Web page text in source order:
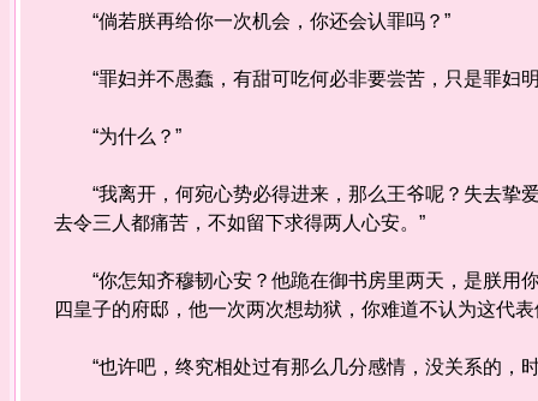
“倘若朕再给你一次机会，你还会认罪吗？”
“罪妇并不愚蠢，有甜可吃何必非要尝苦，只是罪妇
“为什么？”
“我离开，何宛心势必得进来，那么王爷呢？失去挚
去令三人都痛苦，不如留下求得两人心安。”
“你怎知齐穆韧心安？他跪在御书房里两天，是朕用
四皇子的府邸，他一次两次想劫狱，你难道不认为这代表
“也许吧，终究相处过有那么几分感情，没关系的，